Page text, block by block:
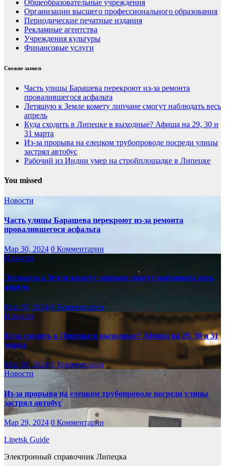
Общеобразовательные учреждения
Организации высшего профессионального образования
Периодические печатные издания
Рекламные агентства
Учреждения культуры
Финансовые услуги
Свежие записи
Часть улицы Барашева перекроют из-за ремонта
провалившегося асфальта
Летящую к Земле комету липчане смогут наблюдать весь
апрель
Куда сходить в Липецке в выходные? Афиша на 29, 30 и
31 марта
Из-за прорыва на елецком трубопроводе посреди улицы
застрял автобус
Рабочий из Индии умер на стройплощадке в Липецке
You missed
Новости
Часть улицы Барашева перекроют из-за ремонта
провалившегося асфальта
Мар 30, 2024 0 Комментарии
Новости
Летящую к Земле комету липчане смогут наблюдать весь
апрель
Мар 30, 2024 0 Комментарии
Новости
Куда сходить в Липецке в выходные? Афиша на 29, 30 и 31
марта
Мар 30, 2024 0 Комментарии
Новости
Из-за прорыва на елецком трубопроводе посреди улицы
застрял автобус
Мар 29, 2024 0 Комментарии
Lipetsk Guide
Электронный справочник Липецка